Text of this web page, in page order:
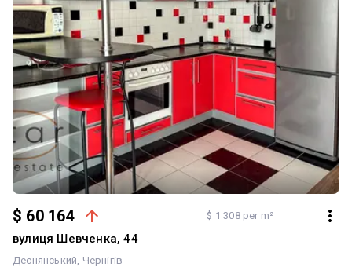
$ 60 164 $ 1 308 per m²
вулиця Шевченка, 44
Деснянський Чернігів